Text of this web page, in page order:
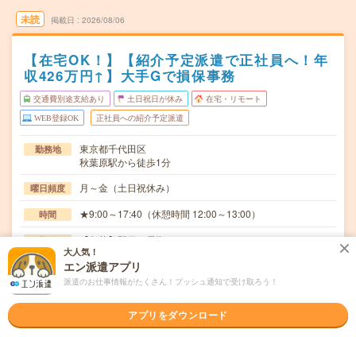
未読 掲載日 2026/08/06
【在宅OK！】【紹介予定派遣で正社員へ！年
収426万円↑】大手Gで損保事務
交通費別途支給あり 土日祝日が休み 在宅・リモート
WEB登録OK 正社員への紹介予定派遣
勤務地
東京都千代田区
秋葉原駅から徒歩1分
曜日頻度 月～金（土日祝休み）
時間 ★9:00～17:40（休憩時間 12:00～13:00）
期間 【急募】即日～長期
時給
1,800円【月収例】約298,000円（時給1,800円×実働
7.67h×21日+残業5h）+交通費
交通費
通勤交通費の支給あり（当社規定による）
大人気！
エン派遣アプリ
派遣のお仕事情報がたくさん！プッシュ通知で受け取ろう！
アプリをダウンロード